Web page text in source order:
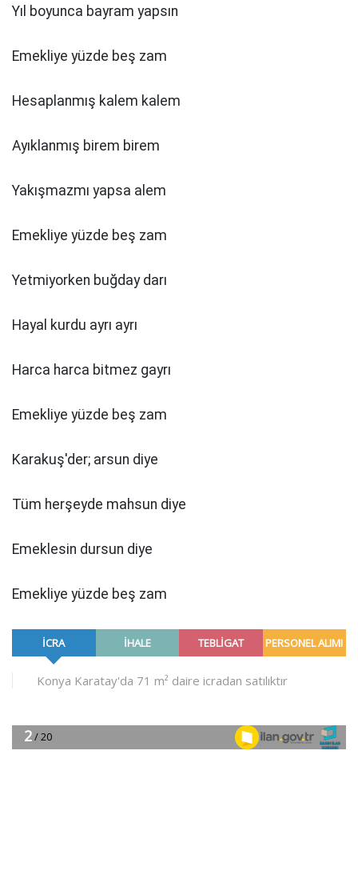
Yıl boyunca bayram yapsın
Emekliye yüzde beş zam
Hesaplanmış kalem kalem
Ayıklanmış birem birem
Yakışmazmı yapsa alem
Emekliye yüzde beş zam
Yetmiyorken buğday darı
Hayal kurdu ayrı ayrı
Harca harca bitmez gayrı
Emekliye yüzde beş zam
Karakuş'der; arsun diye
Tüm herşeyde mahsun diye
Emeklesin dursun diye
Emekliye yüzde beş zam